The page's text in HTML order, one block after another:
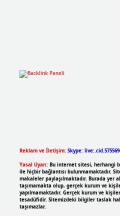
Reklam ve İletişim: Skype:
Yasal Uyarı: Bu internet sitesi, herhangi
ile hiçbir bağlantısı bulunmamaktadır.
makaleler paylaşılmaktadır. Burada yer
taşımamakta olup, gerçek kurum ve
yapılmamaktadır. Gerçek kurum ve
tesadüfidir. Sitemizdeki bilgiler taslak
taşımazlar.